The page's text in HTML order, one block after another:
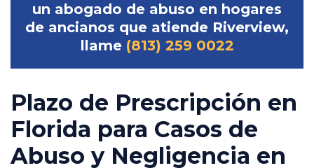
un abogado de abuso en hogares
de ancianos que atiende Riverview,
llame (813) 259 0022
Plazo de Prescripción en
Florida para Casos de
Abuso y Negligencia en